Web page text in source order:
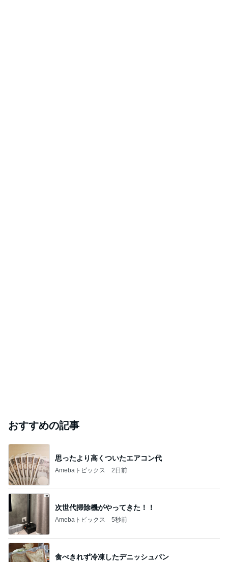
おすすめの記事
思ったより高くついたエアコン代
Amebaトピックス 2日前
次世代掃除機がやってきた！！
Amebaトピックス 5秒前
食べきれず冷凍したデニッシュパン